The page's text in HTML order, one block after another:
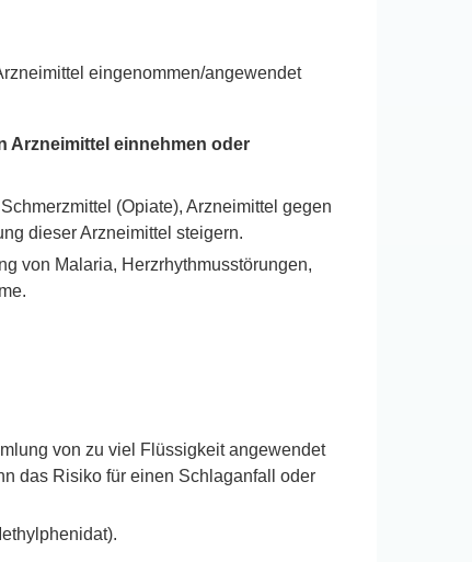
eingenommen/angewendet
Arzneimittel einnehmen oder
(Opiate), Arzneimittel gegen
dieser Arzneimittel steigern.
von Malaria, Herzrhythmusstörungen,
von zu viel Flüssigkeit angewendet
das Risiko für einen Schlaganfall oder